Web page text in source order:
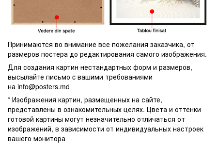
Принимаются во внимание все пожелания заказчика, от
размеров постера до редактирования самого изображения.
Для создания картин нестандартных форм и размеров,
высылайте письмо c вашими требованиями
на info@posters.md
* Изображения картин, размещенных на сайте,
представлены в ознакомительных целях. Цвета и оттенки
готовой картины могут незначительно отличаться от
изображений, в зависимости от индивидуальных настроек
вашего монитора